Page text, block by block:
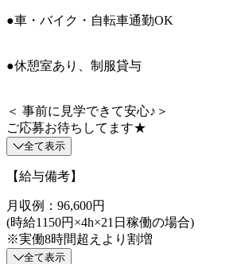
●車・バイク・自転車通勤OK
●休憩室あり、制服貸与
＜ 事前に見学できて安心♪＞
ご応募お待ちしてます★
全て表示
【給与備考】
月収例：96,600円
(時給1150円×4h×21日稼働の場合)
※実働8時間超えより割増
全て表示